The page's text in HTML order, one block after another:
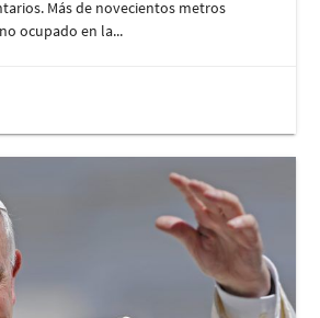
Más de novecientos metros
ocupado en la...